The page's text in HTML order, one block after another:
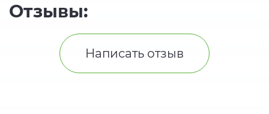
Отзывы:
Написать отзыв